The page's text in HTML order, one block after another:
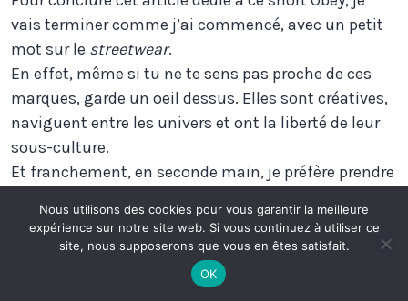
vais terminer comme j’ai commencé, avec un petit
mot sur le streetwear.
En effet, même si tu ne te sens pas proche de ces
marques, garde un oeil dessus. Elles sont créatives,
naviguent entre les univers et ont la liberté de leur
sous-culture.
Et franchement, en seconde main, je préfère prendre
neuf sans relief mais éthico-survendu.
Je t’assure que le plaisir s’en trouve décuplé et ton
Nous utilisons des cookies pour vous garantir la meilleure
expérience sur notre site web. Si vous continuez à utiliser ce
site, nous supposerons que vous en êtes satisfait.
OK